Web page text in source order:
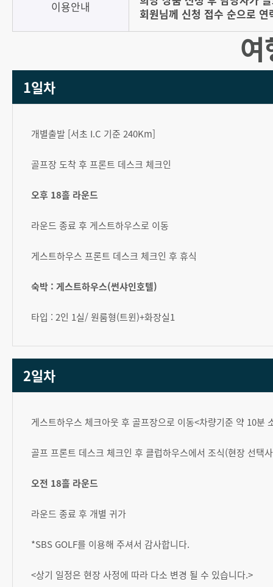
이용안내
회원님께 신청 접수 순으로
1일차
개별출발 [서초 I.C 기준 240Km]
골프장 도착 후 프론트 데스크 체크인
오후 18홀 라운드
라운드 종료 후 게스트하우스로 이동
게스트하우스 프론트 데스크 체크인 후 휴식
숙박 : 게스트하우스(썬샤인호텔)
타입 : 2인 1실/ 원룸형(트윈)+화장실1
2일차
게스트하우스 체크아웃 후 골프장으로 이동<차량기준 약 10분
골프 프론트 데스크 체크인 후 클럽하우스에서 조식(현장 선택
오전 18홀 라운드
라운드 종료 후 개별 귀가
*SBS GOLF를 이용해 주셔서 감사합니다.
<상기 일정은 현장 사정에 따라 다소 변경 될 수 있습니다.>